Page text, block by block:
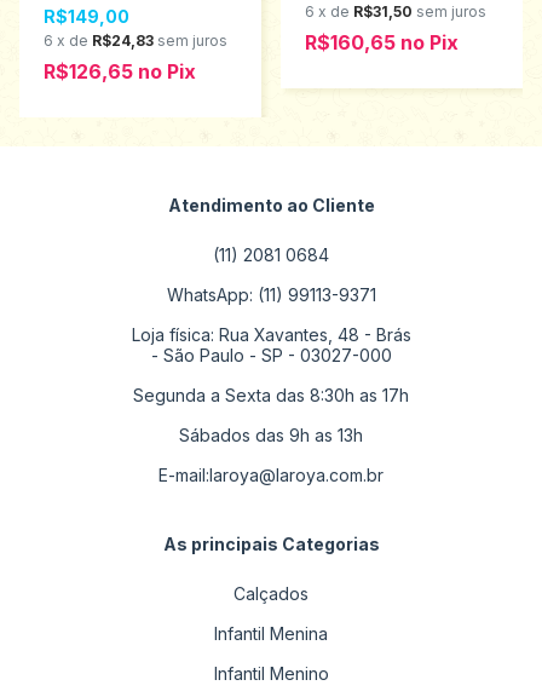
1500021
R$149,00
6 x de R$24,83 sem juros
R$126,65 no Pix
6 x de R$31,50 sem juros
R$160,65 no Pix
Atendimento ao Cliente
(11) 2081 0684
WhatsApp: (11) 99113-9371
Loja física: Rua Xavantes, 48 - Brás
- São Paulo - SP - 03027-000
Segunda a Sexta das 8:30h as 17h
Sábados das 9h as 13h
E-mail:laroya@laroya.com.br
As principais Categorias
Calçados
Infantil Menina
Infantil Menino